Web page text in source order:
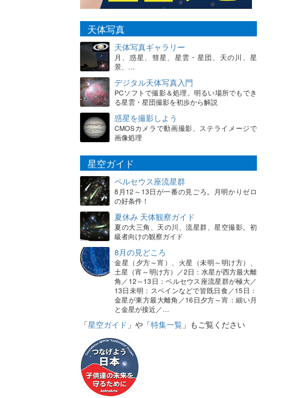
天体写真
天体写真ギャラリー
月、惑星、彗星、星雲・星団、天の川、星
景、…
デジタル天体写真入門
PCソフトで撮影＆処理。明るい場所でもでき
る星雲・星団撮影を初歩から解説
惑星を撮影しよう
CMOSカメラで動画撮影、ステライメージで
画像処理
星空ガイド
ペルセウス座流星群
8月12～13日が一番の見ごろ。月明かりゼロ
の好条件！
夏休み 天体観察ガイド
夏の大三角、天の川、流星群、星空撮影。初
級者向けの観察ガイド
8月の見どころ
金星（夕方～宵）、火星（未明～明け方）、
土星（宵～明け方）／2日：水星が西方最大離
角／12～13日：ペルセウス座流星群が極大／
13日未明：スペインなどで皆既日食／15日：
金星が東方最大離角／16日夕方～宵：細い月
と金星が接近／…
「星空ガイド 」や「特集一覧 」もご覧ください